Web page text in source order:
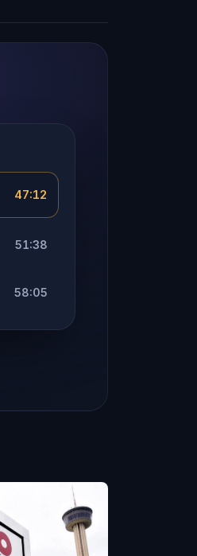
47:12
51:38
58:05